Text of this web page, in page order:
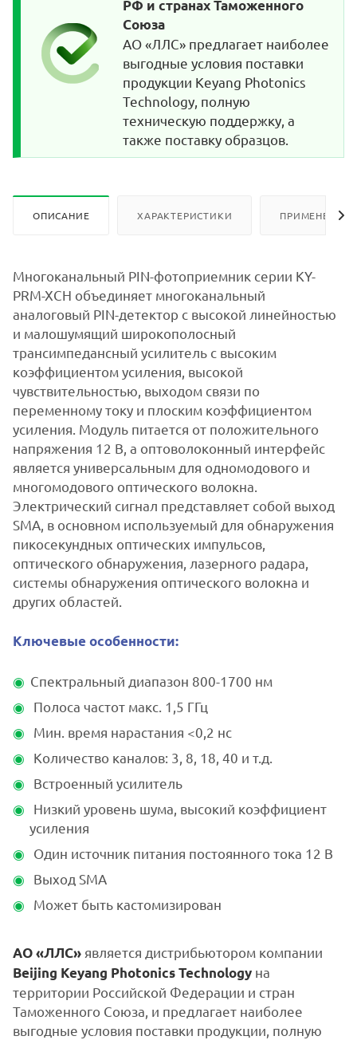
РФ и странах Таможенного
Союза
АО «ЛЛС» предлагает наиболее
выгодные условия поставки
продукции Keyang Photonics
Technology, полную
техническую поддержку, а
также поставку образцов.
ОПИСАНИЕ ХАРАКТЕРИСТИКИ ПРИМЕНЕНИЕ
Многоканальный PIN-фотоприемник серии KY-
PRM-XCH объединяет многоканальный
аналоговый PIN-детектор с высокой линейностью
и малошумящий широкополосный
трансимпедансный усилитель с высоким
коэффициентом усиления, высокой
чувствительностью, выходом связи по
переменному току и плоским коэффициентом
усиления. Модуль питается от положительного
напряжения 12 В, а оптоволоконный интерфейс
является универсальным для одномодового и
многомодового оптического волокна.
Электрический сигнал представляет собой выход
SMA, в основном используемый для обнаружения
пикосекундных оптических импульсов,
оптического обнаружения, лазерного радара,
системы обнаружения оптического волокна и
других областей.
Ключевые особенности:
Спектральный диапазон 800-1700 нм
Полоса частот макс. 1,5 ГГц
Мин. время нарастания <0,2 нс
Количество каналов: 3, 8, 18, 40 и т.д.
Встроенный усилитель
Низкий уровень шума, высокий коэффициент
усиления
Один источник питания постоянного тока 12 В
Выход SMA
Может быть кастомизирован
АО «ЛЛС» является дистрибьютором компании
Beijing Keyang Photonics Technology на
территории Российской Федерации и стран
Таможенного Союза, и предлагает наиболее
выгодные условия поставки продукции, полную